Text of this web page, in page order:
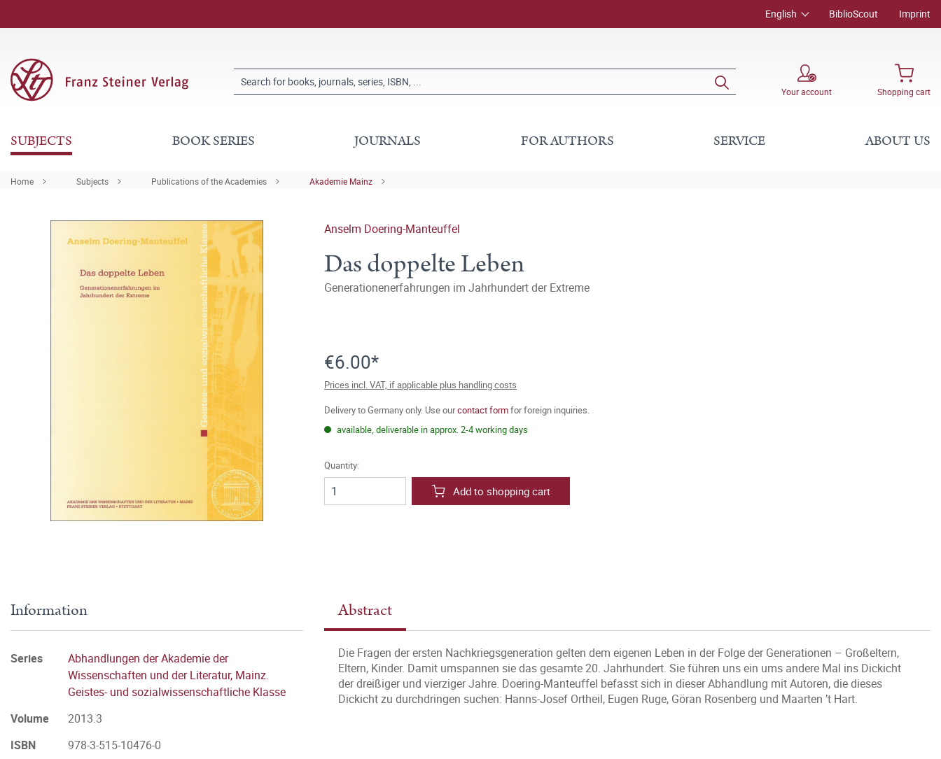
English BiblioScout Imprint
Your account Shopping cart
SUBJECTS BOOK SERIES JOURNALS FOR AUTHORS SERVICE ABOUT US
Home Subjects Publications of the Academies Akademie Mainz
Anselm Doering-Manteuffel
Das doppelte Leben
Generationenerfahrungen im Jahrhundert der Extreme
€6.00*
Prices incl. VAT, if applicable plus handling costs
Delivery to Germany only. Use ourcontact formfor foreign inquiries.
available, deliverable in approx. 2-4 working days
Quantity:
Add to shopping cart
Abstract
Die Fragen der ersten Nachkriegsgeneration gelten dem eigenen Leben in der Folge der Generationen – Großeltern,
Eltern, Kinder. Damit umspannen sie das gesamte 20. Jahrhundert. Sie führen uns ein ums andere Mal ins Dickicht
der dreißiger und vierziger Jahre. Doering-Manteuffel befasst sich in dieser Abhandlung mit Autoren, die dieses
Dickicht zu durchdringen suchen: Hanns-Josef Ortheil, Eugen Ruge, Göran Rosenberg und Maarten ’t Hart.
Information
Series
Abhandlungen der Akademie der
Wissenschaften und der Literatur, Mainz.
Geistes- und sozialwissenschaftliche Klasse
Volume
2013.3
ISBN
978-3-515-10476-0